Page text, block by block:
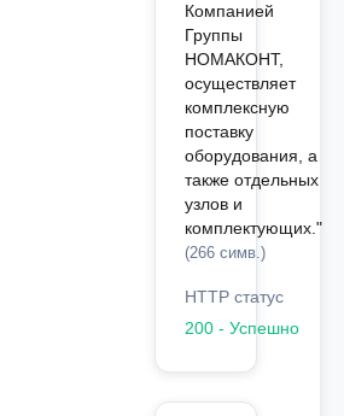
Компанией
Группы
НОМАКОНТ,
осуществляет
комплексную
поставку
оборудования, а
также отдельных
узлов и
комплектующих."
(266 симв.)
HTTP статус
200 - Успешно